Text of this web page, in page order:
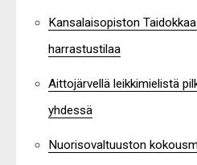
Kansalaisopiston
harrastustilaa
Aittojärvellä leikkimielistä
yhdessä
Nuorisovaltuuston